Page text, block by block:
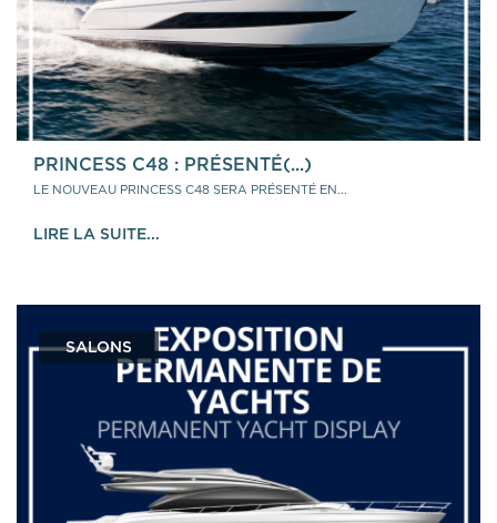
PRINCESS C48 : PRÉSENTÉ(...)
LE NOUVEAU PRINCESS C48 SERA PRÉSENTÉ EN...
LIRE LA SUITE...
SALONS